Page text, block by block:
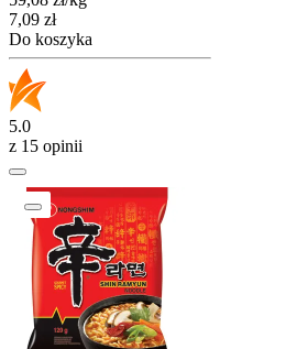
Cena
7,09 zł
Do koszyka
5.0
z 15 opinii